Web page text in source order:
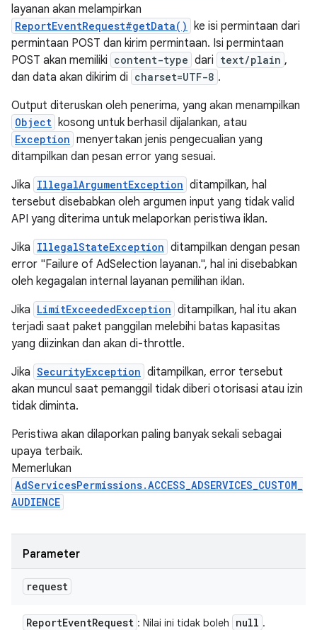
layanan akan melampirkan
ReportEventRequest#getData() ke isi permintaan dari
permintaan POST dan kirim permintaan. Isi permintaan
POST akan memiliki content-type dari text/plain ,
dan data akan dikirim di charset=UTF-8 .
Output diteruskan oleh penerima, yang akan menampilkan
Object kosong untuk berhasil dijalankan, atau
Exception menyertakan jenis pengecualian yang
ditampilkan dan pesan error yang sesuai.
Jika IllegalArgumentException ditampilkan, hal
tersebut disebabkan oleh argumen input yang tidak valid
API yang diterima untuk melaporkan peristiwa iklan.
Jika IllegalStateException ditampilkan dengan pesan
error "Failure of AdSelection layanan.", hal ini disebabkan
oleh kegagalan internal layanan pemilihan iklan.
Jika LimitExceededException ditampilkan, hal itu akan
terjadi saat paket panggilan melebihi batas kapasitas
yang diizinkan dan akan di-throttle.
Jika SecurityException ditampilkan, error tersebut
akan muncul saat pemanggil tidak diberi otorisasi atau izin
tidak diminta.
Peristiwa akan dilaporkan paling banyak sekali sebagai
upaya terbaik.
Memerlukan
AdServicesPermissions.ACCESS_ADSERVICES_CUSTOM_
AUDIENCE
Parameter
request
ReportEventRequest : Nilai ini tidak boleh null .